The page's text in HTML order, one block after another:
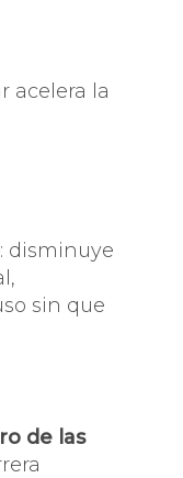
acelera la
: disminuye
sin que
de las